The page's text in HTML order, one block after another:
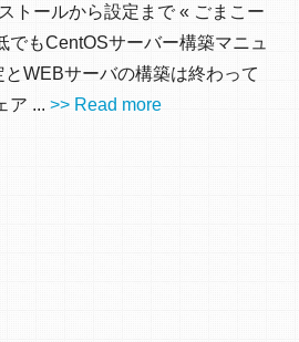
トールから設定まで « ごまこー
でもCentOSサーバー構築マニュ
WEBサーバの構築は終わって
ア ... >> Read more